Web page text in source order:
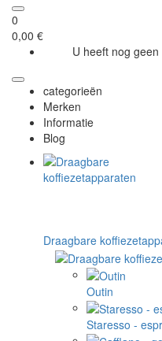
0
0,00 €
U heeft nog
categorieën
Merken
Informatie
Blog
Draagbare
Outin
Staresso -